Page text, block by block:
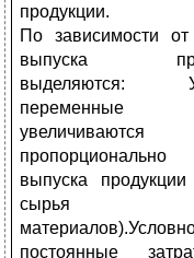
продукции.
По зависимости
выпуска
выделяются:
переменные
увеличиваются
пропорционально
выпуска продукции
постоянные